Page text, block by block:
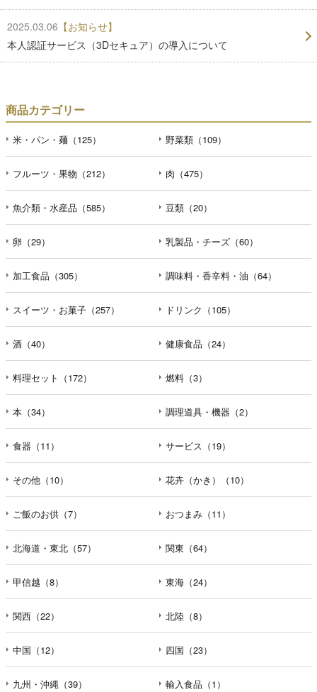
2025.03.06 【お知らせ】
本人認証サービス（3Dセキュア）の導入について
商品カテゴリー
米・パン・麺（125） 野菜類（109）
フルーツ・果物（212） 肉（475）
魚介類・水産品（585） 豆類（20）
卵（29） 乳製品・チーズ（60）
加工食品（305） 調味料・香辛料・油（64）
スイーツ・お菓子（257） ドリンク（105）
酒（40） 健康食品（24）
料理セット（172） 燃料（3）
本（34） 調理道具・機器（2）
食器（11） サービス（19）
その他（10） 花卉（かき）（10）
ご飯のお供（7） おつまみ（11）
北海道・東北（57） 関東（64）
甲信越（8） 東海（24）
関西（22） 北陸（8）
中国（12） 四国（23）
九州・沖縄（39） 輸入食品（1）